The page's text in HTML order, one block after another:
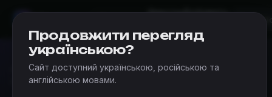
КвестыДобавить
Квесты›Категории квестов в реальности в Николаеве
Квесты до 4 человек
Продовжити перегляд
українською?
Сайт доступний українською, російською та
англійською мовами.